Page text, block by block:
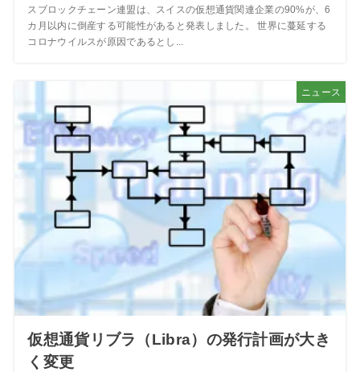
スブロックチェーン連盟は、スイスの仮想通貨関連企業の90%が、6
カ月以内に倒産する可能性があると発表しました。 世界に蔓延する
コロナウイルスが原因であるとし...
ニュース
仮想通貨リブラ（Libra）の発行計画が大き
く変更